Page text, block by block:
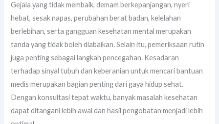
Gejala yang tidak membaik, demam berkepanjangan, nyeri
hebat, sesak napas, perubahan berat badan, kelelahan
berlebihan, serta gangguan kesehatan mental merupakan
tanda yang tidak boleh diabaikan. Selain itu, pemeriksaan rutin
juga penting sebagai langkah pencegahan. Kesadaran
terhadap sinyal tubuh dan keberanian untuk mencari bantuan
medis merupakan bagian penting dari gaya hidup sehat.
Dengan konsultasi tepat waktu, banyak masalah kesehatan
dapat ditangani lebih awal dan hasil pengobatan menjadi lebih